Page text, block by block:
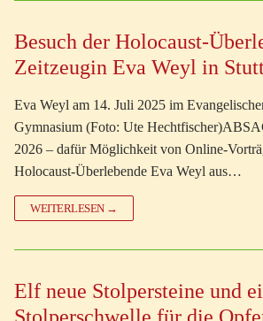
Besuch der Holocaust-
Zeitzeugin Eva Weyl in
Eva Weyl am 14. Juli 2025 im
Gymnasium (Foto: Ute
2026 – dafür Möglichkeit von Online-
Holocaust-Überlebende Eva Weyl aus…
WEITERLESEN →
Elf neue Stolpersteine und